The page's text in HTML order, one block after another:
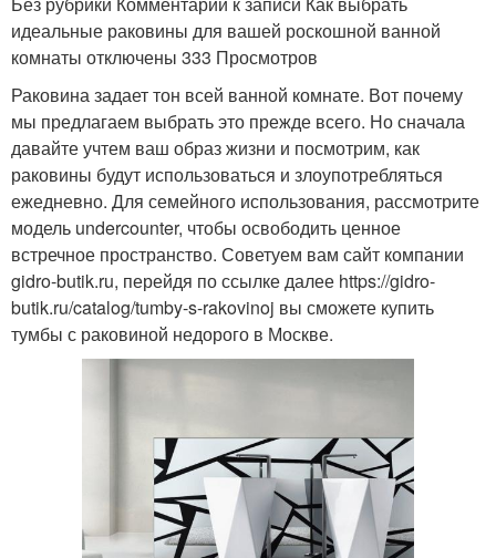
идеальные раковины для вашей роскошной ванной
комнаты отключены 333 Просмотров
Раковина задает тон всей ванной комнате. Вот почему
мы предлагаем выбрать это прежде всего. Но сначала
давайте учтем ваш образ жизни и посмотрим, как
раковины будут использоваться и злоупотребляться
ежедневно. Для семейного использования, рассмотрите
модель undercounter, чтобы освободить ценное
встречное пространство. Советуем вам сайт компании
gidro-butik.ru, перейдя по ссылке далее https://gidro-
butik.ru/catalog/tumby-s-rakovinoj вы сможете купить
тумбы с раковиной недорого в Москве.